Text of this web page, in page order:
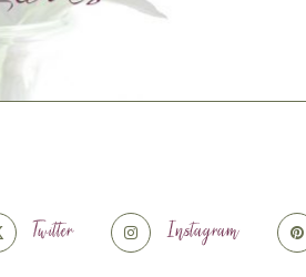
Twitter Instagram